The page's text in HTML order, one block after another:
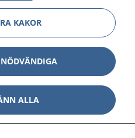
hälsa och vård
och information om
du kan kontakta.
1177 för
runt.
må bättre.
KAKOR
ALLA